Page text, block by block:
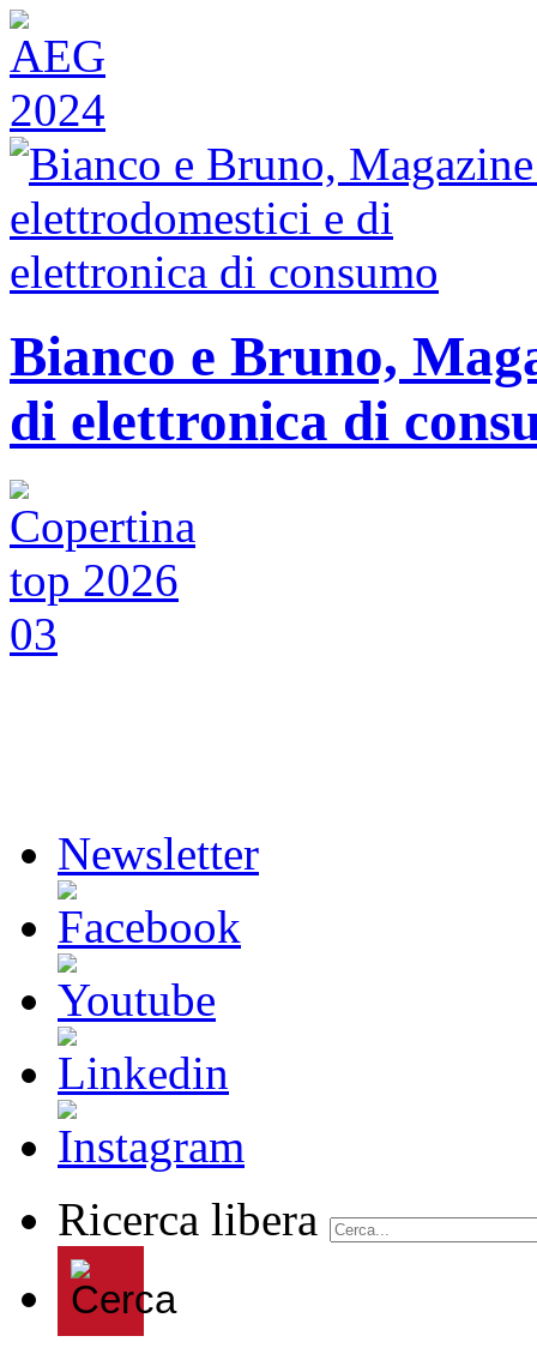
Bianco e Bruno,
di elettronica di
Newsletter
Ricerca libera